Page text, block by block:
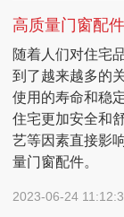
高质量门窗配
随着人们对住宅
到了越来越多的
使用的寿命和稳
住宅更加安全和
艺等因素直接影
量门窗配件。
2023-06-24